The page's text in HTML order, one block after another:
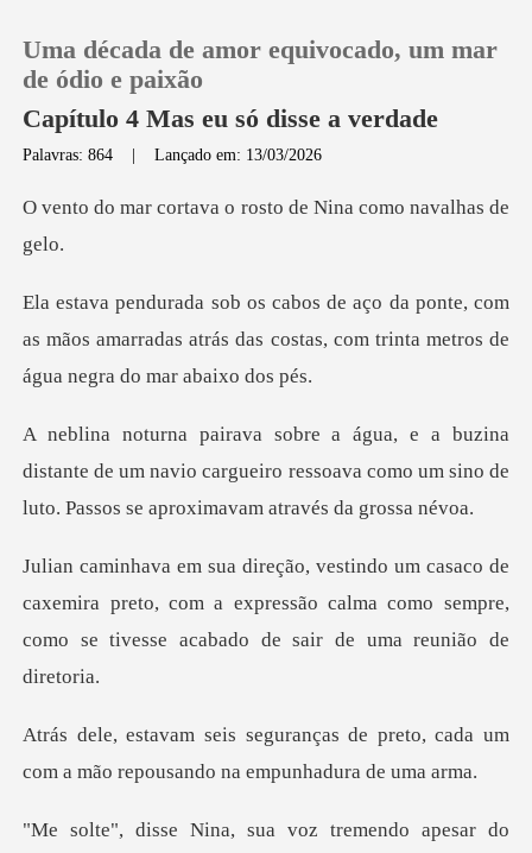
Histórico
Sair
Uma década de amor equivocado, um mar
de ódio e paixão
Capítulo 4 Mas eu só disse a verdade
Palavras: 864 |Lançado em: 13/03/2026
va o rosto de Nina c
e, com
as mãos amarradas atrás das costas, com t
stante de um navio cargueiro ressoava como um sino de
caxemira preto, com a expressão calma como sempre,
como
s de preto, cada um
com a mão repo
a voz tremendo apesar do